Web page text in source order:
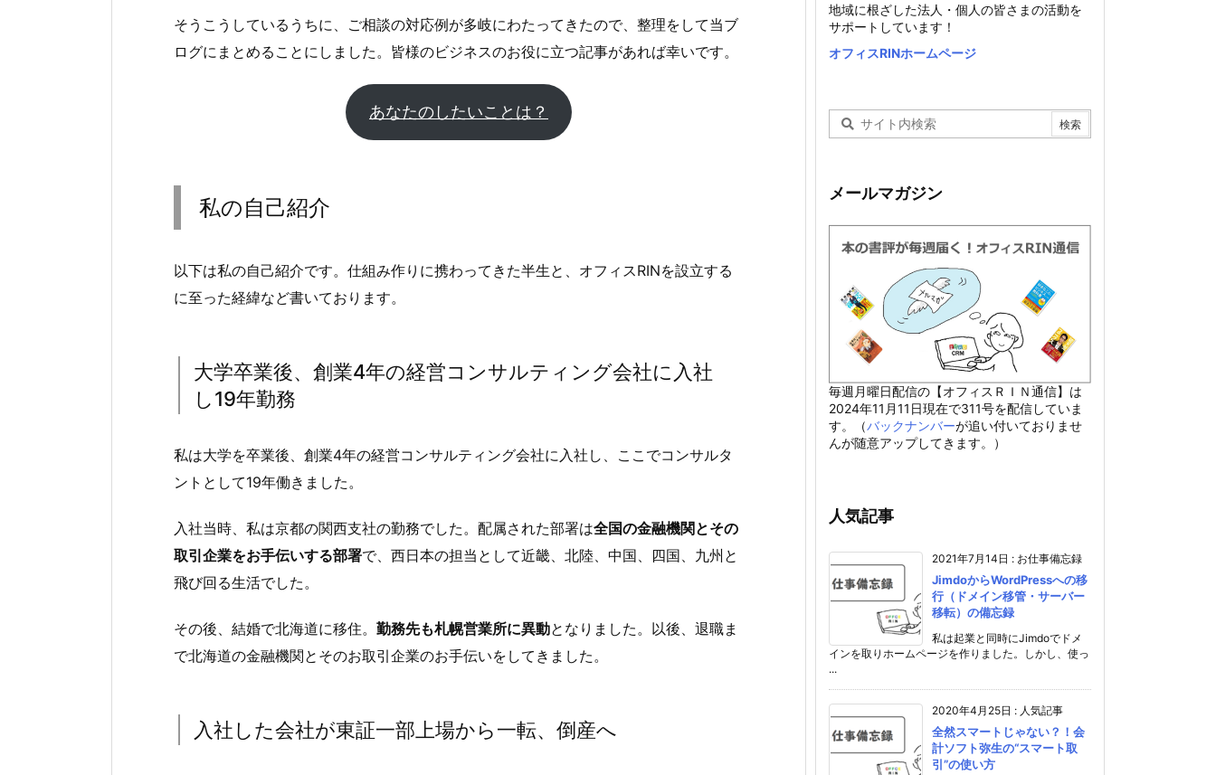
そうこうしているうちに、ご相談の対応例が多岐にわたってきたので、整理をして当ブ
ログにまとめることにしました。皆様のビジネスのお役に立つ記事があれば幸いです。
あなたのしたいことは？
私の自己紹介
以下は私の自己紹介です。仕組み作りに携わってきた半生と、オフィスRINを設立する
に至った経緯など書いております。
大学卒業後、創業4年の経営コンサルティング会社に入社
し19年勤務
私は大学を卒業後、創業4年の経営コンサルティング会社に入社し、ここでコンサルタ
ントとして19年働きました。
入社当時、私は京都の関西支社の勤務でした。配属された部署は全国の金融機関とその
取引企業をお手伝いする部署で、西日本の担当として近畿、北陸、中国、四国、九州と
飛び回る生活でした。
その後、結婚で北海道に移住。 勤務先も札幌営業所に異動となりました。以後、退職ま
で北海道の金融機関とそのお取引企業のお手伝いをしてきました。
入社した会社が東証一部上場から一転、倒産へ
地域に根ざした法人・個人の皆さまの活動を
サポートしています！
オフィスRINホームページ
メールマガジン
毎週月曜日配信の【オフィスＲＩＮ通信】は
2024年11月11日現在で311号を配信していま
す。（バックナンバーが追い付いておりませ
んが随意アップしてきます。）
人気記事
2021年7月14日 : お仕事備忘録
JimdoからWordPressへの移
行（ドメイン移管・サーバー
移転）の備忘録
私は起業と同時にJimdoでドメ
インを取りホームページを作りました。しかし、使っ
...
2020年4月25日 : 人気記事
全然スマートじゃない？！会
計ソフト弥生の“スマート取
引”の使い方